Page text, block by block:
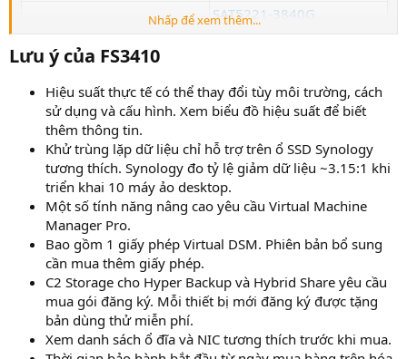
Ổ cứng 2.5" SATA SSD dòng
Enterprise
SAT5221-3840G
SAT5221-1920G
SAT5220-3840G
SAT5220-960G
SAT5220-480G
SAT5210-7000G
SAT5210-1920G
SAT5210-480G
SAT5200-1920G
Nhấp để xem thêm...
Lưu ý của FS3410​
Hiệu suất thực tế có thể thay đổi tùy môi trường, cách
sử dụng và cấu hình. Xem biểu đồ hiệu suất để biết
thêm thông tin.
Khử trùng lặp dữ liệu chỉ hỗ trợ trên ổ SSD Synology
tương thích. Synology đo tỷ lệ giảm dữ liệu ~3.15:1 khi
triển khai 10 máy ảo desktop.
Một số tính năng nâng cao yêu cầu Virtual Machine
Manager Pro.
Bao gồm 1 giấy phép Virtual DSM. Phiên bản bổ sung
cần mua thêm giấy phép.
C2 Storage cho Hyper Backup và Hybrid Share yêu cầu
mua gói đăng ký. Mỗi thiết bị mới đăng ký được tặng
bản dùng thử miễn phí.
Xem danh sách ổ đĩa và NIC tương thích trước khi mua.